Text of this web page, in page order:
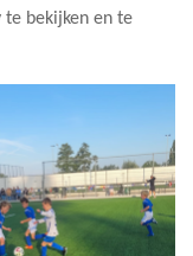
te bekijken en te